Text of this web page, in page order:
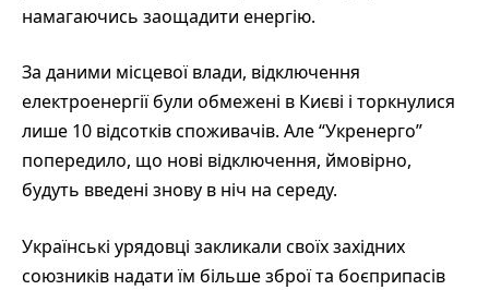
намагаючись заощадити енергію.
За даними місцевої влади, відключення
електроенергії були обмежені в Києві і торкнулися
лише 10 відсотків споживачів. Але “Укренерго”
попередило, що нові відключення, ймовірно,
будуть введені знову в ніч на середу.
Українські урядовці закликали своїх західних
союзників надати їм більше зброї та боєприпасів